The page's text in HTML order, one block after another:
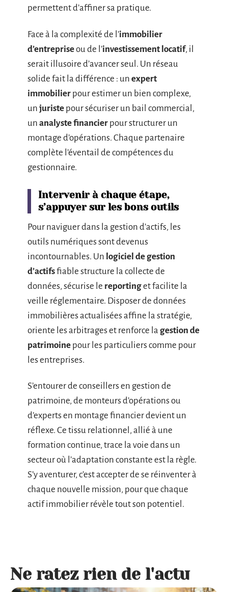
permettent d’affiner sa pratique.
Face à la complexité de l’immobilier
d’entrepriseou de l’investissement locatif, il
serait illusoire d’avancer seul. Un réseau
solide fait la différence : un expert
immobilier pour estimer un bien complexe,
un juriste pour sécuriser un bail commercial,
un analyste financier pour structurer un
montage d’opérations. Chaque partenaire
complète l’éventail de compétences du
gestionnaire.
Intervenir à chaque étape,
s’appuyer sur les bons outils
Pour naviguer dans la gestion d’actifs, les
outils numériques sont devenus
incontournables. Un logiciel de gestion
d’actifsfiable structure la collecte de
données, sécurise le reportinget facilite la
veille réglementaire. Disposer de données
immobilières actualisées affine la stratégie,
oriente les arbitrages et renforce la gestion de
patrimoine pour les particuliers comme pour
les entreprises.
S’entourer de conseillers en gestion de
patrimoine, de monteurs d’opérations ou
d’experts en montage financier devient un
réflexe. Ce tissu relationnel, allié à une
formation continue, trace la voie dans un
secteur où l’adaptation constante est la règle.
S’y aventurer, c’est accepter de se réinventer à
chaque nouvelle mission, pour que chaque
actif immobilier révèle tout son potentiel.
Ne ratez rien de l'actu